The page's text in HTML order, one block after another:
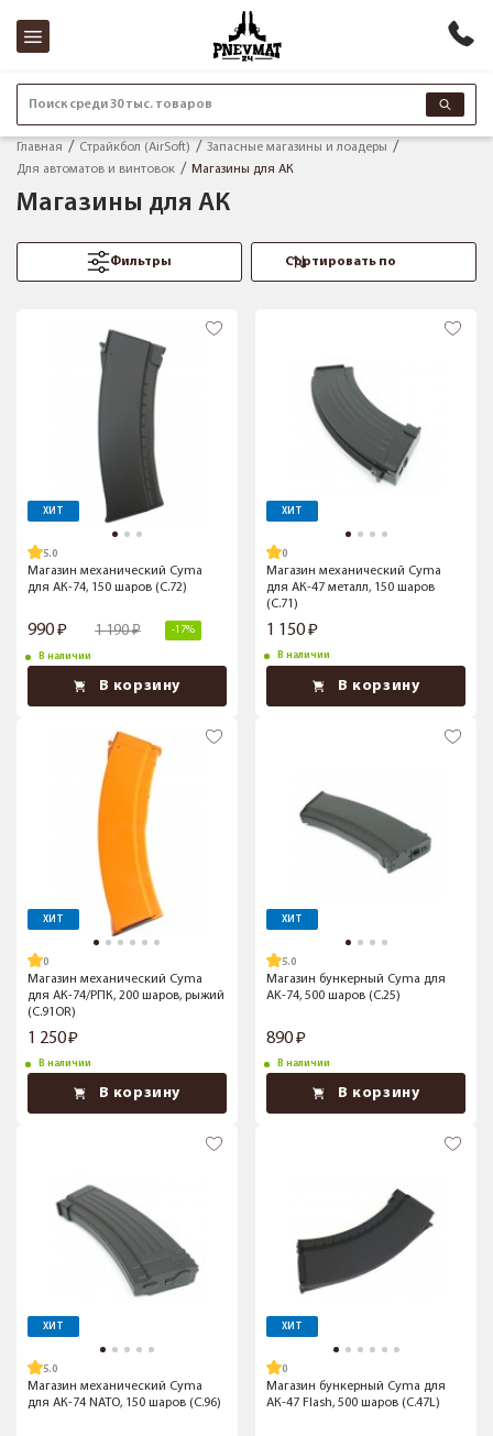
Поиск среди 30 тыс. товаров
Главная Страйкбол (AirSoft)
Запасные магазины и лоадеры
Для автоматов и винтовок
Магазины для АК
Магазины для АК
Фильтры
ХИТ
5.0
Магазин механический Cyma
для АК-74, 150 шаров (C.72)
990 1 190 -17%
В наличии
В корзину
ХИТ
Магазин механический Cyma
для АК-47 металл, 150 шаров
(C.71)
1 150
В наличии
В корзину
ХИТ
Магазин механический Cyma
для АК-74/РПК, 200 шаров, рыжий
(C.91OR)
1 250
В наличии
В корзину
ХИТ
5.0
Магазин бункерный Cyma для
AK-74, 500 шаров (C.25)
890
В наличии
В корзину
ХИТ
5.0
Магазин механический Cyma
для АК-74 NATO, 150 шаров (C.96)
ХИТ
Магазин бункерный Cyma для
АК-47 Flash, 500 шаров (C.47L)